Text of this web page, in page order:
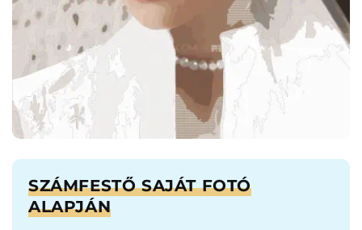
SZÁMFESTŐ SAJÁT FOTÓ
ALAPJÁN